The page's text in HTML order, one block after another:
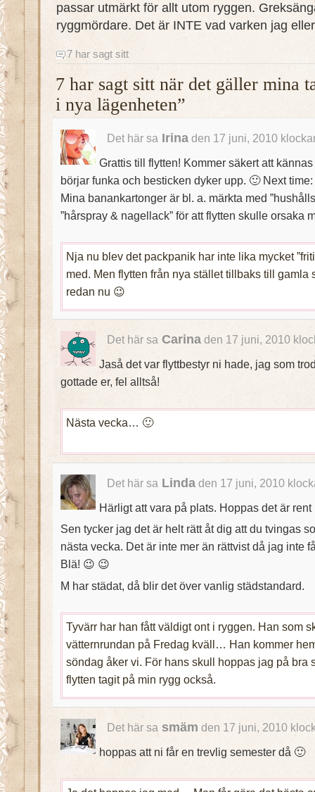
passar utmärkt för allt utom ryggen.
ryggmördare. Det är INTE vad varken jag
7 har sagt sitt
7 har sagt sitt när det gäller mina
i nya lägenheten”
Det här sa Irinaden 17 juni, 2010
Grattis till flytten! Kommer säkert att
börjar funka och besticken dyker upp. 🙂 Next
Mina banankartonger är bl. a. märkta med
”hårspray & nagellack” för att flytten skulle orsaka
Nja nu blev det packpanik har inte lika mycket
med. Men flytten från nya stället tillbaks till gamla
redan nu 😉
Det här sa Carinaden 17 juni, 2010
Jaså det var flyttbestyr ni hade, jag som
gottade er, fel alltså!
Nästa vecka… 🙂
Det här sa Lindaden 17 juni, 2010
Härligt att vara på plats. Hoppas det är
Sen tycker jag det är helt rätt åt dig att du tvingas
nästa vecka. Det är inte mer än rättvist då jag inte
Blä! 😉 😉
M har städat, då blir det över vanlig städstandard.
Tyvärr har han fått väldigt ont i ryggen. Han som
vätternrundan på Fredag kväll… Han kommer
söndag åker vi. För hans skull hoppas jag på bra
flytten tagit på min rygg också.
Det här sa smäm den 17 juni, 2010
hoppas att ni får en trevlig semester då 🙂